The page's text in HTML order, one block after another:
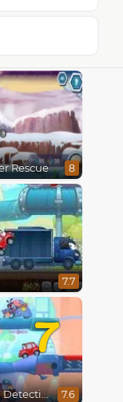
Rescue 8
7.7
7
Wheely 7 Detective 7.6